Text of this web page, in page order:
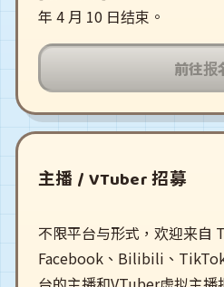
年 4 月 10 日结束。
前往报
主播 / VTuber 招募
不限平台与形式，欢迎来自
Facebook、Bilibili、